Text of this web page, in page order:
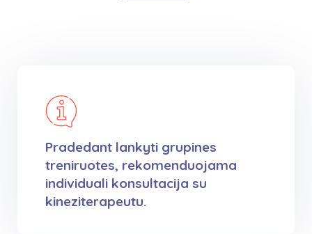
Pradedant lankyti grupines
treniruotes, rekomenduojama
individuali konsultacija su
kineziterapeutu.